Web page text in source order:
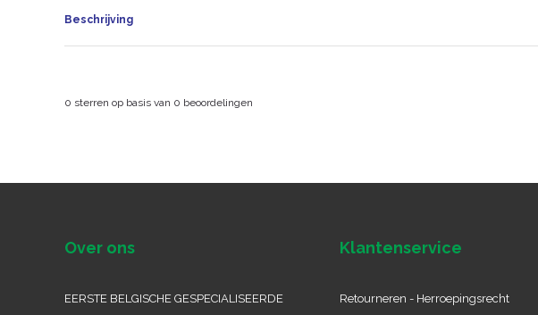
Beschrijving
0 sterren op basis van 0 beoordelingen
Over ons
EERSTE BELGISCHE GESPECIALISEERDE
Klantenservice
Retourneren - Herroepingsrecht